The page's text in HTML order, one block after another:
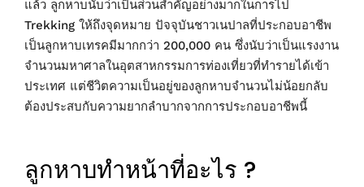
แล้ว ลูกหาบนับว่าเป็นส่วนสำคัญอย่างมากในการไป
Trekking ให้ถึงจุดหมาย ปัจจุบันชาวเนปาลที่ประกอบอาชีพ
เป็นลูกหาบเทรคมีมากกว่า 200,000 คน ซึ่งนับว่าเป็นแรงงาน
จำนวนมหาศาลในอุตสาหกรรมการท่องเที่ยวที่ทำรายได้เข้า
ประเทศ แต่ชีวิตความเป็นอยู่ของลูกหาบจำนวนไม่น้อยกลับ
ต้องประสบกับความยากลำบากจากการประกอบอาชีพนี้
ลูกหาบทำหน้าที่อะไร ?